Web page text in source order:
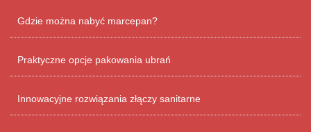
Gdzie można nabyć marcepan?
Praktyczne opcje pakowania ubrań
Innowacyjne rozwiązania złączy sanitarne